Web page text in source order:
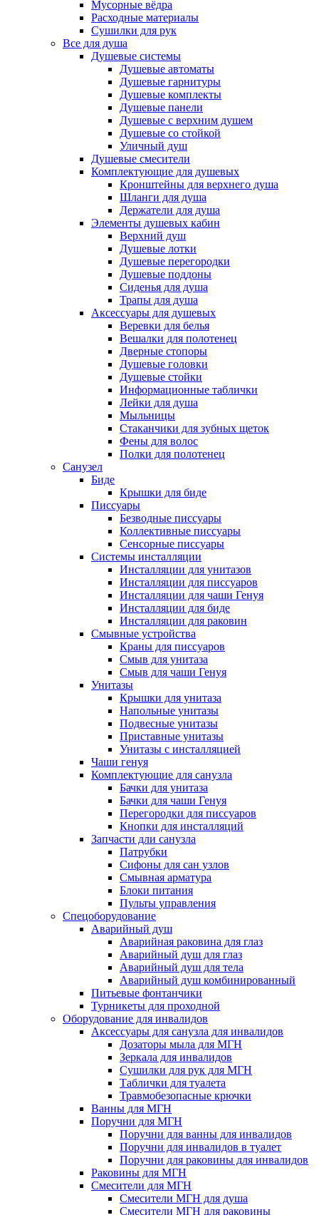
Мусорные вёдра
Расходные материалы
Сушилки для рук
Все для душа
Душевые системы
Душевые автоматы
Душевые гарнитуры
Душевые комплекты
Душевые панели
Душевые с верхним душем
Душевые со стойкой
Уличный душ
Душевые смесители
Комплектующие для душевых
Кронштейны для верхнего душа
Шланги для душа
Держатели для душа
Элементы душевых кабин
Верхний душ
Душевые лотки
Душевые перегородки
Душевые поддоны
Сиденья для душа
Трапы для душа
Аксессуары для душевых
Веревки для белья
Вешалки для полотенец
Дверные стопоры
Душевые головки
Душевые стойки
Информационные таблички
Лейки для душа
Мыльницы
Стаканчики для зубных щеток
Фены для волос
Полки для полотенец
Санузел
Биде
Крышки для биде
Писсуары
Безводные писсуары
Коллективные писсуары
Сенсорные писсуары
Системы инсталляции
Инсталляции для унитазов
Инсталляции для писсуаров
Инсталляции для чаши Генуя
Инсталляции для биде
Инсталляции для раковин
Смывные устройства
Краны для писсуаров
Смыв для унитаза
Смыв для чаши Генуя
Унитазы
Крышки для унитаза
Напольные унитазы
Подвесные унитазы
Приставные унитазы
Унитазы с инсталляцией
Чаши генуя
Комплектующие для санузла
Бачки для унитаза
Бачки для чаши Генуя
Перегородки для писсуаров
Кнопки для инсталляций
Запчасти дли санузла
Патрубки
Сифоны для сан узлов
Смывная арматура
Блоки питания
Пульты управления
Спецоборудование
Аварийный душ
Аварийная раковина для глаз
Аварийный душ для глаз
Аварийный душ для тела
Аварийный душ комбинированный
Питьевые фонтанчики
Турникеты для проходной
Оборудование для инвалидов
Аксессуары для санузла для инвалидов
Дозаторы мыла для МГН
Зеркала для инвалидов
Сушилки для рук для МГН
Таблички для туалета
Травмобезопасные крючки
Ванны для МГН
Поручни для МГН
Поручни для ванны для инвалидов
Поручни для инвалидов в туалет
Поручни для раковины для инвалидов
Раковины для МГН
Смесители для МГН
Смесители МГН для душа
Смесители МГН для раковины